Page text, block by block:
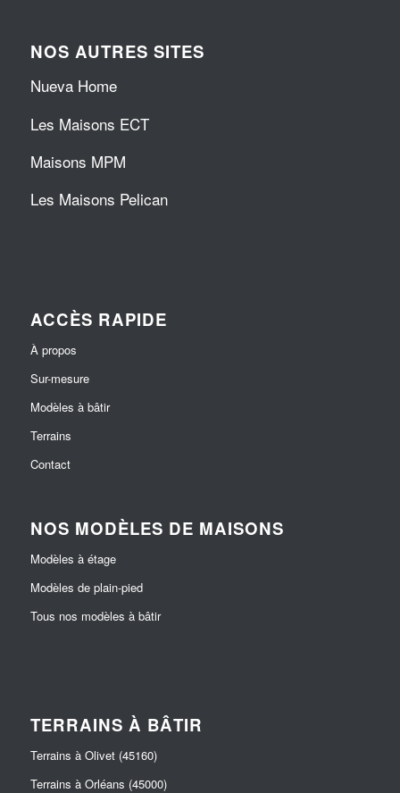
NOS AUTRES SITES
Nueva Home
Les Maisons ECT
Maisons MPM
Les Maisons Pelican
ACCÈS RAPIDE
À propos
Sur-mesure
Modèles à bâtir
Terrains
Contact
NOS MODÈLES DE MAISONS
Modèles à étage
Modèles de plain-pied
Tous nos modèles à bâtir
TERRAINS À BÂTIR
Terrains à Olivet (45160)
Terrains à Orléans (45000)